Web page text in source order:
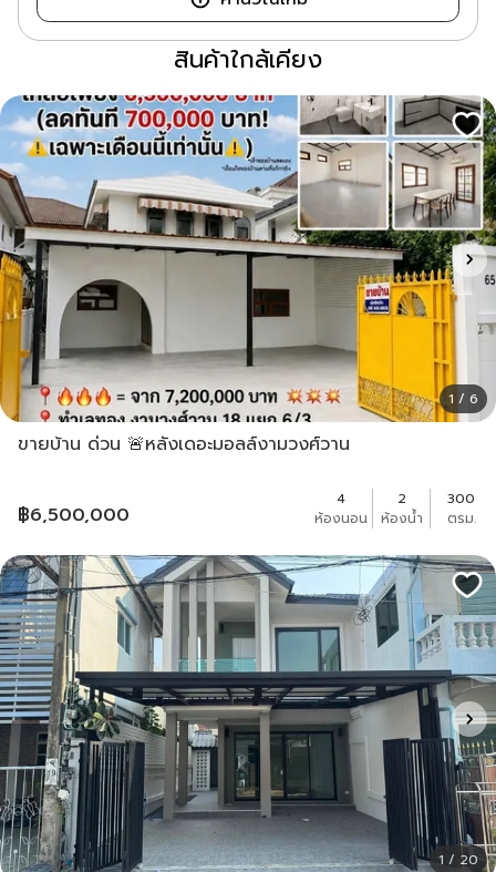
สินค้าใกล้เคียง
1 / 6
ขายบ้าน ด่วน 🚨หลังเดอะมอลล์งามวงศ์วาน
฿6,500,000
4
ห้องนอน
2
ห้องน้ำ
300
ตรม.
1 / 20